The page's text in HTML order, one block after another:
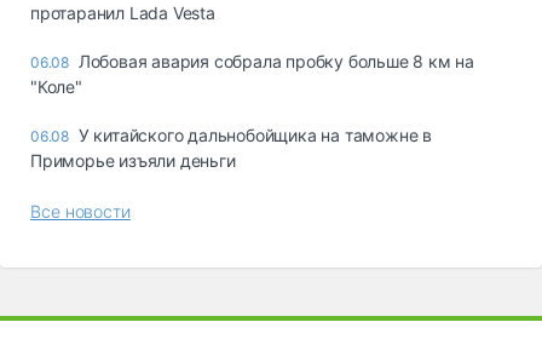
протаранил Lada Vesta
06.08 Лобовая авария собрала пробку больше 8 км на
"Коле"
06.08 У китайского дальнобойщика на таможне в
Приморье изъяли деньги
Все новости